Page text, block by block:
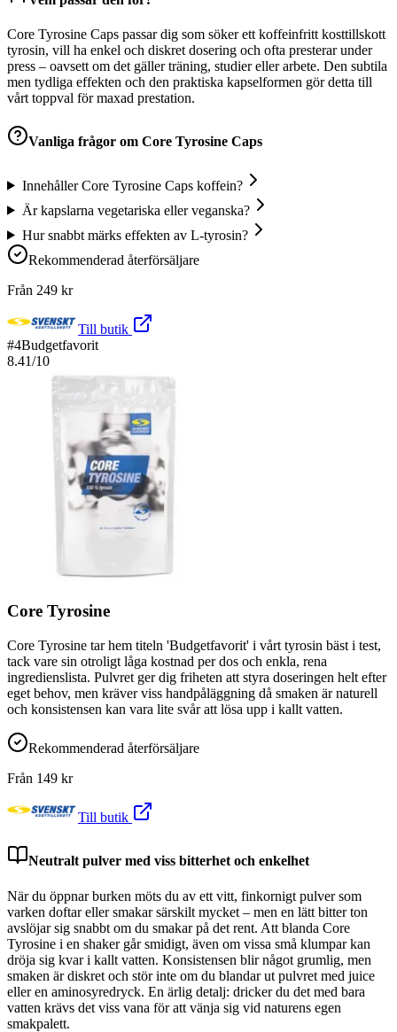
Core Tyrosine Caps passar dig som söker ett koffeinfritt kosttillskott
tyrosin, vill ha enkel och diskret dosering och ofta presterar under
press – oavsett om det gäller träning, studier eller arbete. Den subtila
men tydliga effekten och den praktiska kapselformen gör detta till
vårt toppval för maxad prestation.
Vanliga frågor om Core Tyrosine Caps
Innehåller Core Tyrosine Caps koffein?
Är kapslarna vegetariska eller veganska?
Hur snabbt märks effekten av L-tyrosin?
Rekommenderad återförsäljare
Från 249 kr
Till butik
#4Budgetfavorit
8.41/10
Core Tyrosine
Core Tyrosine tar hem titeln 'Budgetfavorit' i vårt tyrosin bäst i test,
tack vare sin otroligt låga kostnad per dos och enkla, rena
ingredienslista. Pulvret ger dig friheten att styra doseringen helt efter
eget behov, men kräver viss handpåläggning då smaken är naturell
och konsistensen kan vara lite svår att lösa upp i kallt vatten.
Rekommenderad återförsäljare
Från 149 kr
Till butik
Neutralt pulver med viss bitterhet och enkelhet
När du öppnar burken möts du av ett vitt, finkornigt pulver som
varken doftar eller smakar särskilt mycket – men en lätt bitter ton
avslöjar sig snabbt om du smakar på det rent. Att blanda Core
Tyrosine i en shaker går smidigt, även om vissa små klumpar kan
dröja sig kvar i kallt vatten. Konsistensen blir något grumlig, men
smaken är diskret och stör inte om du blandar ut pulvret med juice
eller en aminosyredryck. En ärlig detalj: dricker du det med bara
vatten krävs det viss vana för att vänja sig vid naturens egen
smakpalett.